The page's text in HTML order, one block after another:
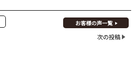
お客様の声一覧
次の投稿